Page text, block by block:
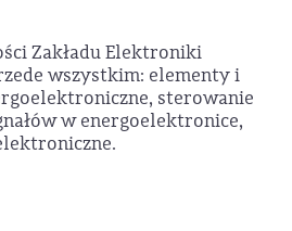
Zakładu Elektroniki
wszystkim: elementy i
sterowanie
w energoelektronice,